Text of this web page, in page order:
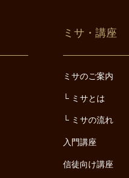
ミサ・講座
ミサのご案内
ミサとは
ミサの流れ
入門講座
信徒向け講座